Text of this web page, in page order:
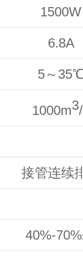
1500W
6.8A
5～ 35
1000m3
接管连续
40%-70%